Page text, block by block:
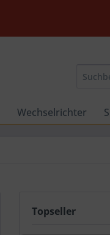
Wechselrichter
Topseller